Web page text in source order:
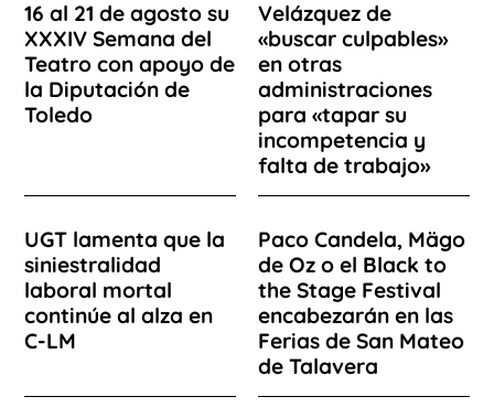
16 al 21 de agosto su
XXXIV Semana del
Teatro con apoyo de
la Diputación de
Toledo
Velázquez de
«buscar culpables»
en otras
administraciones
para «tapar su
incompetencia y
falta de trabajo»
UGT lamenta que la
siniestralidad
laboral mortal
continúe al alza en
C-LM
Paco Candela, Mägo
de Oz o el Black to
the Stage Festival
encabezarán en las
Ferias de San Mateo
de Talavera